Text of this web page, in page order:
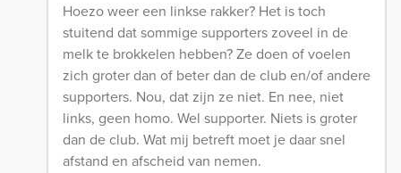
Hoezo weer een linkse rakker? Het is toch
stuitend dat sommige supporters zoveel in de
melk te brokkelen hebben? Ze doen of voelen
zich groter dan of beter dan de club en/of andere
supporters. Nou, dat zijn ze niet. En nee, niet
links, geen homo. Wel supporter. Niets is groter
dan de club. Wat mij betreft moet je daar snel
afstand en afscheid van nemen.